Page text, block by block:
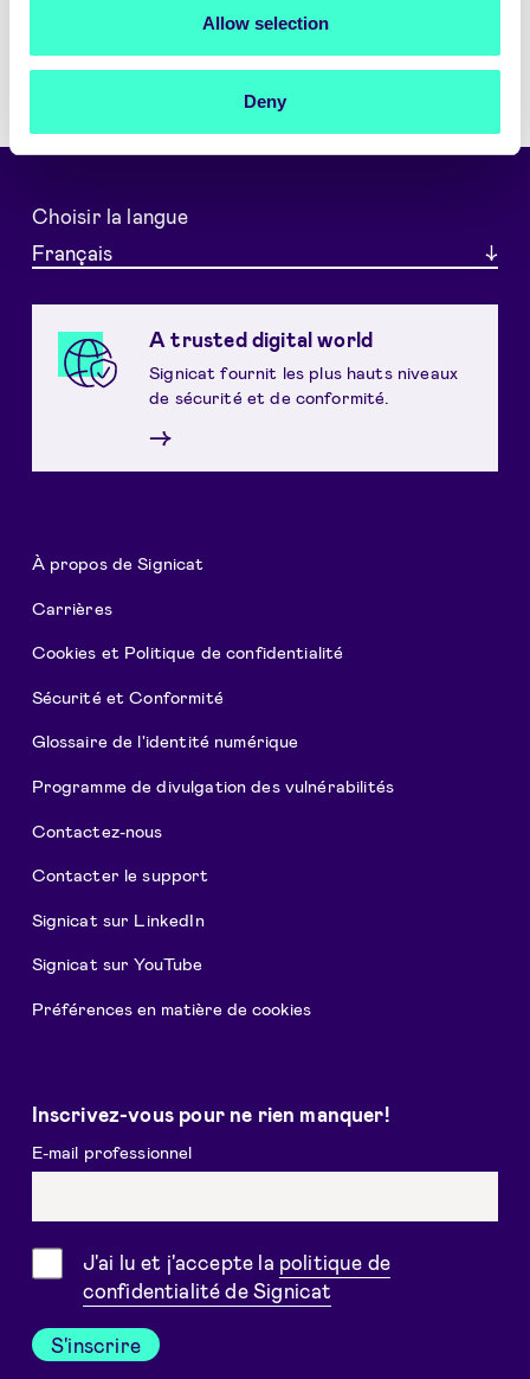
Allow selection
Deny
Choisir la langue
Français
A trusted digital world
Signicat fournit les plus hauts niveaux
de sécurité et de conformité.
→
À propos de Signicat
Carrières
Cookies et Politique de confidentialité
Sécurité et Conformité
Glossaire de l'identité numérique
Programme de divulgation des vulnérabilités
Contactez-nous
Contacter le support
Signicat sur LinkedIn
Signicat sur YouTube
Préférences en matière de cookies
Inscrivez-vous pour ne rien manquer!
E-mail professionnel
Consentement
J'ai lu et j'accepte la politique de
confidentialité de Signicat
S'inscrire